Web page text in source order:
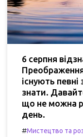
6 серпня
існують
знати.
що не можна
день.
#Мистецтво та